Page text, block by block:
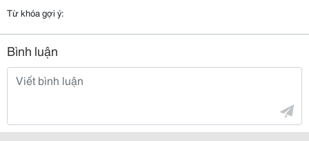
Từ khóa gợi ý:
Bình luận